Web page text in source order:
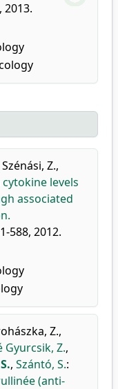
2013.
Szénási, Z.,
levels
associated
588, 2012.
Z.,
Gyurcsik, Z.,
, Szántó, S.:
(anti-